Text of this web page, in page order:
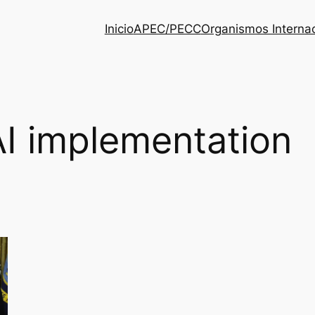
InicioAPEC/PECCOrganismos
implementation